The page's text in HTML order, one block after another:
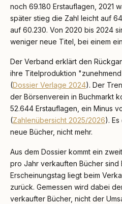
noch 69.180 Erstauflagen, 2021
später stieg die Zahl leicht auf
auf 60.230. Von 2020 bis 2024
weniger neue Titel, bei einem
Der Verband erklärt den
ihre Titelproduktion
(Dossier Verlage 2024). Der
der Börsenverein in Buchmarkt
52.644 Erstauflagen, ein Minus
(Zahlenübersicht 2025/2026).
neue Bücher, nicht mehr.
Aus dem Dossier kommt ein
pro Jahr verkauften Bücher sind
Erscheinungstag liegt beim
zurück. Gemessen wird dabei
verkaufter Bücher, nicht der